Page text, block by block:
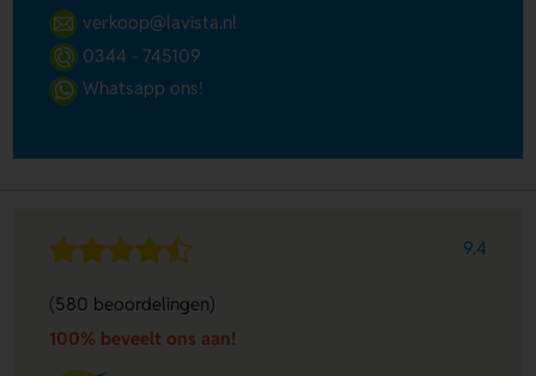
verkoop@lavista.nl
0344 - 745109
Whatsapp ons!
9.4
(580 beoordelingen)
100% beveelt ons aan!